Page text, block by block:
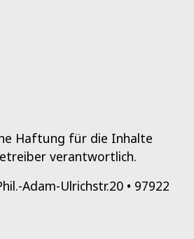
Haftung für die Inhalte
verantwortlich.
Adam-Ulrichstr.20 • 97922